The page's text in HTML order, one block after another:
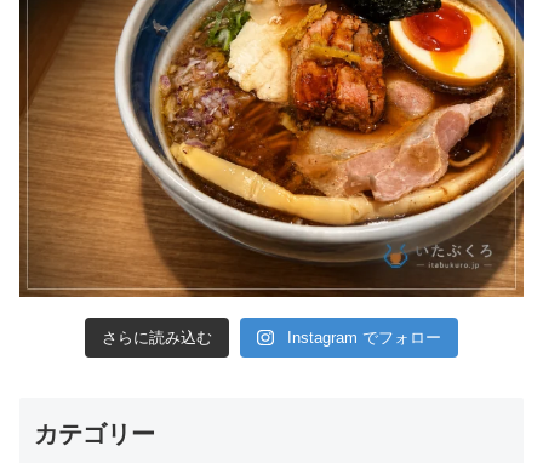
さらに読み込む Instagram でフォロー
カテゴリー